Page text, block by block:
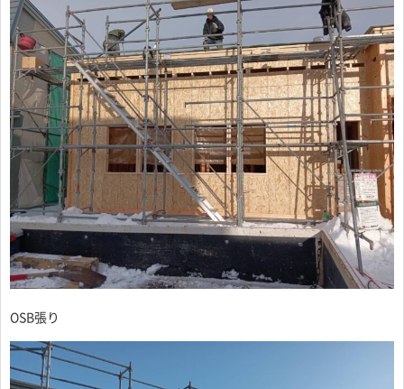
OSB張り